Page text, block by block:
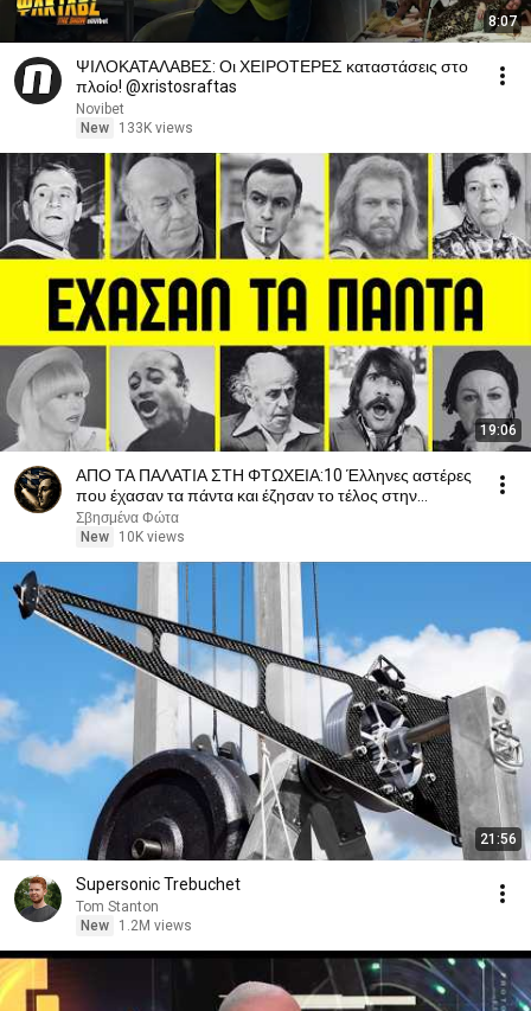
8:07
ΨΙΛΟΚΑΤΑΛΑΒΕΣ: Οι ΧΕΙΡΟΤΕΡΕΣ καταστάσεις στο
πλοίο! @xristosraftas
Novibet
New
133K views
19:06
ΑΠΟ ΤΑ ΠΑΛΑΤΙΑ ΣΤΗ ΦΤΩΧΕΙΑ:10 Έλληνες αστέρες
που έχασαν τα πάντα και έζησαν το τέλος στην
εξαθλίωση
Σβησμένα Φώτα
New
10K views
21:56
Supersonic Trebuchet
Tom Stanton
New
1.2M views